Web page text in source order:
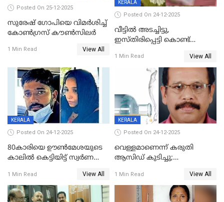
Posted On 25-12-2025
സുരേഷ് ഗോപിയെ വിമര്‍ശിച്ച്
കോണ്‍ഗ്രസ് കൗണ്‍സിലര്‍
1 Min Read View All
KERALA
Posted On 24-12-2025
വീട്ടിൽ അടച്ചിട്ടു,
ഇസ്തിരിപ്പെട്ടി കൊണ്ട്
ഗർഭിണിയായ യുവതിക്ക് ക്രൂര
1 Min Read View All
KERALA
Posted On 24-12-2025
80കാരിയെ ഊൺമേശയുടെ
കാലിൽ കെട്ടിയിട്ട് സ്വർണവും
കൊച്ചുമകനും സുഹൃത്തും
അറസ്റ്റിൽ
1 Min Read View All
KERALA
Posted On 24-12-2025
വെള്ളമാണെന്ന് കരുതി
ആസിഡ് കുടിച്ചു;
മരിച്ചു
1 Min Read View All